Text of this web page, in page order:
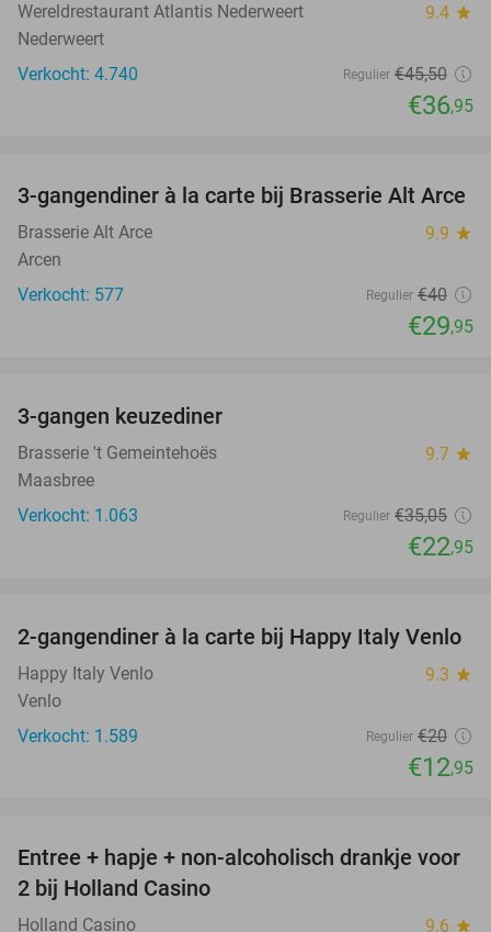
Wereldrestaurant Atlantis Nederweert 9.4 star
Nederweert
Verkocht: 4.740
Regulier €45,50
€36,95
25%
3-gangendiner à la carte bij Brasserie Alt Arce
Brasserie Alt Arce 9.9 star
Arcen
Verkocht: 577
Regulier €40
€29,95
3-gangen keuzediner
Brasserie 't Gemeintehoës 9.7 star
Maasbree
Verkocht: 1.063
Regulier €35,05
€22,95
35%
2-gangendiner à la carte bij Happy Italy Venlo
Happy Italy Venlo 9.3 star
Venlo
Verkocht: 1.589
Regulier €20
€12,95
52%
Entree + hapje + non-alcoholisch drankje voor
2 bij Holland Casino
Holland Casino 9.6 star